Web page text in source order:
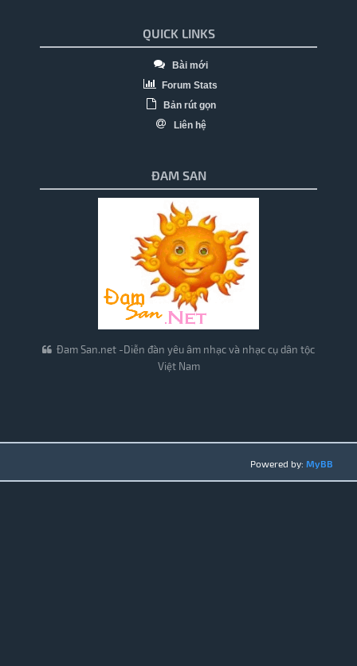
QUICK LINKS
Bài mới
Forum Stats
Bản rút gọn
Liên hệ
ĐAM SAN
Đam San.net -Diễn đàn yêu âm nhạc và nhạc cụ dân tộc
Việt Nam
Powered by: MyBB